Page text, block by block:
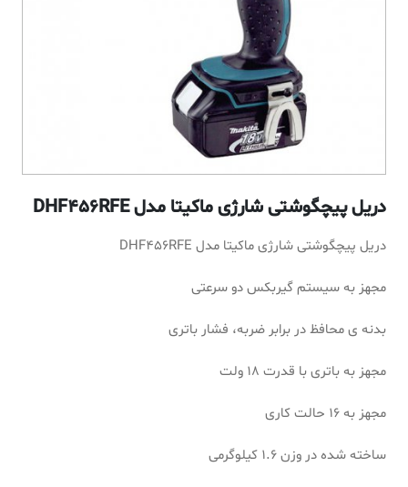
دریل پیچگوشتی شارژی ماکیتا مدل DHF456RFE
دریل پیچگوشتی شارژی ماکیتا مدل DHF456RFE
مجهز به سیستم گیربکس دو سرعتی
بدنه ی محافظ در برابر ضربه، فشار باتری
مجهز به باتری با قدرت 18 ولت
مجهز به 16 حالت کاری
ساخته شده در وزن 1.6 کیلوگرمی